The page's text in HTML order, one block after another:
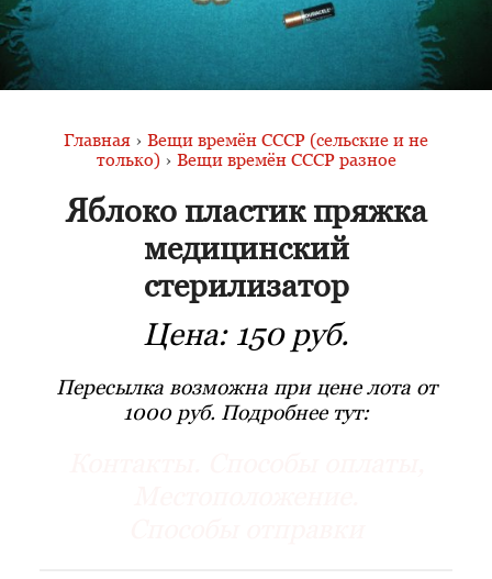
Главная › Вещи времён СССР (сельские и не
только) › Вещи времён СССР разное
Яблоко пластик пряжка
медицинский
стерилизатор
Цена: 150 руб.
Пересылка возможна при цене лота от
1000 руб. Подробнее тут: